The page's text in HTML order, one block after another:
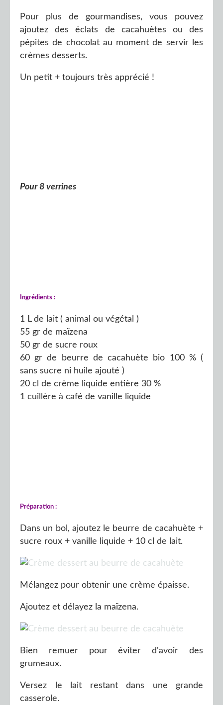
Pour plus de gourmandises, vous pouvez
ajoutez des éclats de cacahuètes ou des
pépites de chocolat au moment de servir les
crèmes desserts.
Un petit + toujours très apprécié !
Pour 8 verrines
Ingrédients :
1 L de lait ( animal ou végétal )
55 gr de maïzena
50 gr de sucre roux
60 gr de beurre de cacahuète bio 100 % (
sans sucre ni huile ajouté )
20 cl de crème liquide entière 30 %
1 cuillère à café de vanille liquide
Préparation :
Dans un bol, ajoutez le beurre de cacahuète +
sucre roux + vanille liquide + 10 cl de lait.
Mélangez pour obtenir une crème épaisse.
Ajoutez et délayez la maïzena.
Bien remuer pour éviter d'avoir des
grumeaux.
Versez le lait restant dans une grande
casserole.